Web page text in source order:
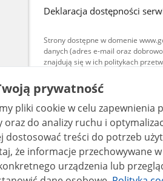
Deklaracja dostępności
Strony dostępne w domenie
danych (adres e-mail oraz
znajdują się w ich politykach
Treści tekstowe
udostępniane na
warunkach 4.0 (CC
są udostępniane na
bez utworów
prywatność
pliki cookie w celu zapewnienia
do analizy ruchu i optymalizacji
dostosować treści do potrzeb
urządzenia lub